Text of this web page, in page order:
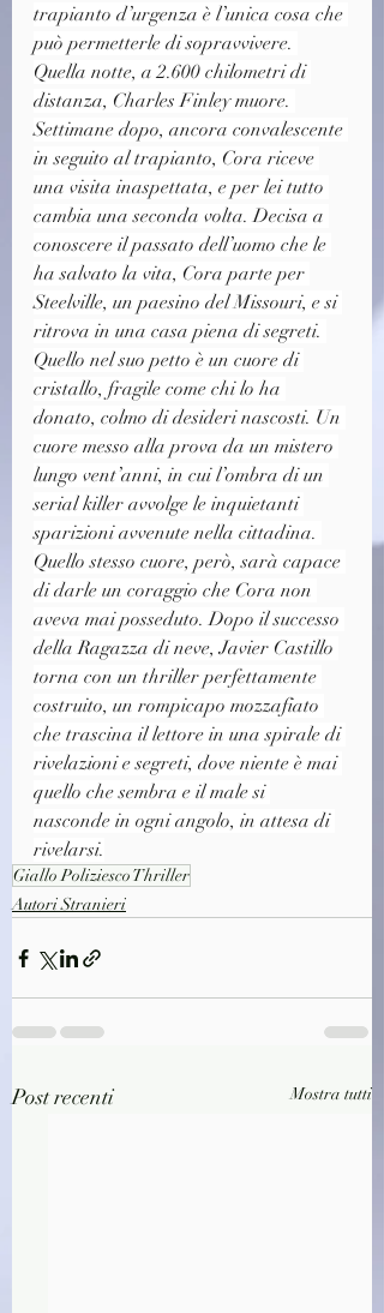
trapianto d’urgenza è l’unica cosa che
può permetterle di sopravvivere.
Quella notte, a 2.600 chilometri di
distanza, Charles Finley muore.
Settimane dopo, ancora convalescente
in seguito al trapianto, Cora riceve
una visita inaspettata, e per lei tutto
cambia una seconda volta. Decisa a
conoscere il passato dell’uomo che le
ha salvato la vita, Cora parte per
Steelville, un paesino del Missouri, e si
ritrova in una casa piena di segreti.
Quello nel suo petto è un cuore di
cristallo, fragile come chi lo ha
donato, colmo di desideri nascosti. Un
cuore messo alla prova da un mistero
lungo vent’anni, in cui l’ombra di un
serial killer avvolge le inquietanti
sparizioni avvenute nella cittadina.
Quello stesso cuore, però, sarà capace
di darle un coraggio che Cora non
aveva mai posseduto. Dopo il successo
della Ragazza di neve, Javier Castillo
torna con un thriller perfettamente
costruito, un rompicapo mozzafiato
che trascina il lettore in una spirale di
rivelazioni e segreti, dove niente è mai
quello che sembra e il male si
nasconde in ogni angolo, in attesa di
rivelarsi.
Giallo Poliziesco Thriller
Autori Stranieri
Post recenti Mostra tutti